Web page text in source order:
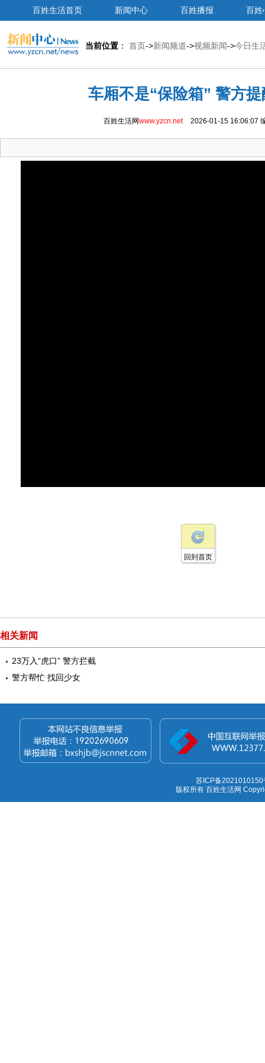
百姓生活首页 新闻中心 百姓播报 百姓
当前位置： 首页->新闻频道->视频新闻->今日生
车厢不是“保险箱” 警方
百姓生活网www.yzcn.net 2026-01-15 16:06:07
回到首页
相关新闻
23万入“虎口” 警方拦截
警方帮忙 找回少女
苏ICP备2021010150
版权所有 百姓生活网